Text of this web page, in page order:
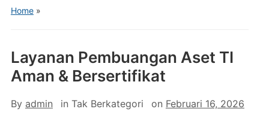
Home»
Layanan Pembuangan Aset TI
Aman & Bersertifikat
By admin in Tak Berkategori on Februari 16, 2026